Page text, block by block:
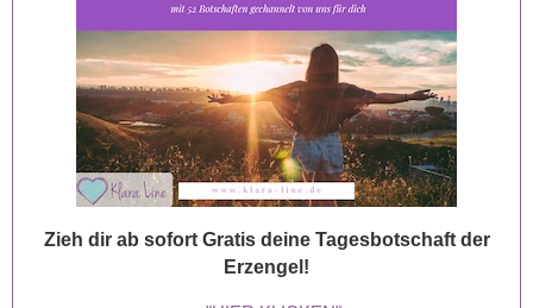
Zieh dir ab sofort Gratis deine Tagesbotschaft der
Erzengel!